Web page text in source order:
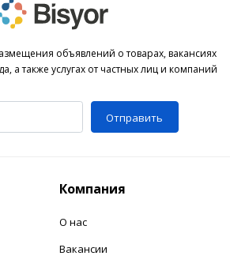
объявлений о товарах, вакансиях
а также услугах от частных лиц и компаний
Отправить
Компания
О нас
Вакансии